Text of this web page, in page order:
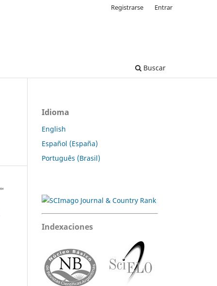
Buscar
Registrarse Entrar
Idioma
English
Español (España)
Português (Brasil)
Indexaciones